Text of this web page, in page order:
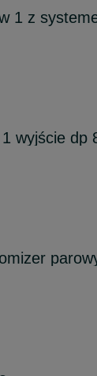
1 z
wyjście dp